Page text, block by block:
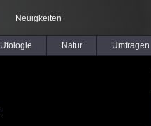
Neuigkeiten
Ufologie Natur Umfragen